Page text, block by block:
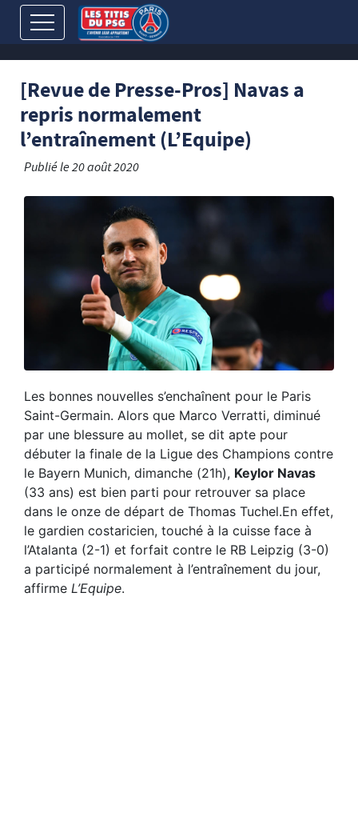
[Revue de Presse-Pros] Navas a
repris normalement
l’entraînement (L’Equipe)
Publié le20 août 2020
Les bonnes nouvelles s’enchaînent pour le Paris
Saint-Germain. Alors que Marco Verratti, diminué
par une blessure au mollet, se dit apte pour
débuter la finale de la Ligue des Champions contre
le Bayern Munich, dimanche (21h), Keylor Navas
(33 ans) est bien parti pour retrouver sa place
dans le onze de départ de Thomas Tuchel.En effet,
le gardien costaricien, touché à la cuisse face à
l’Atalanta (2-1) et forfait contre le RB Leipzig (3-0)
a participé normalement à l’entraînement du jour,
affirme L’Equipe.